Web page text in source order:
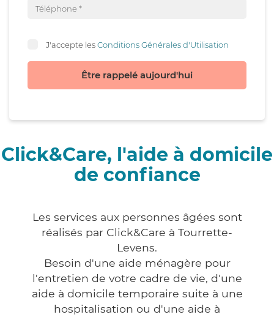
J'accepte lesConditions Générales d'Utilisation
Être rappelé aujourd'hui
Click&Care, l'aide à domicile
de confiance
Les services aux personnes âgées sont
réalisés par Click&Care à Tourrette-
Levens.
Besoin d'une aide ménagère pour
l'entretien de votre cadre de vie, d'une
aide à domicile temporaire suite à une
hospitalisation ou d'une aide à